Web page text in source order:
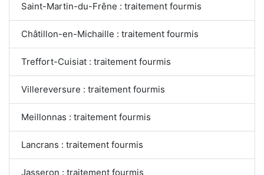
Saint-Martin-du-Frêne : traitement fourmis
Châtillon-en-Michaille : traitement fourmis
Treffort-Cuisiat : traitement fourmis
Villereversure : traitement fourmis
Meillonnas : traitement fourmis
Lancrans : traitement fourmis
Jasseron : traitement fourmis